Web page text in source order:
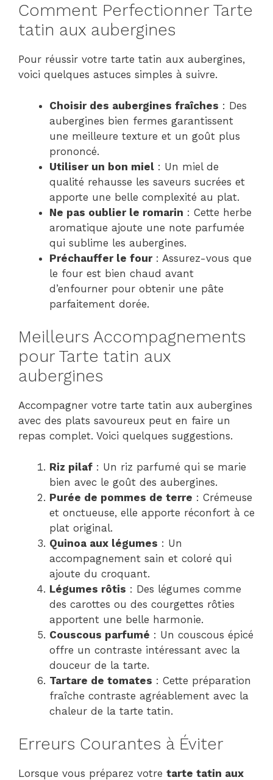
Comment Perfectionner Tarte
tatin aux aubergines
Pour réussir votre tarte tatin aux aubergines,
voici quelques astuces simples à suivre.
Choisir des aubergines fraîches : Des
aubergines bien fermes garantissent
une meilleure texture et un goût plus
prononcé.
Utiliser un bon miel : Un miel de
qualité rehausse les saveurs sucrées et
apporte une belle complexité au plat.
Ne pas oublier le romarin : Cette herbe
aromatique ajoute une note parfumée
qui sublime les aubergines.
Préchauffer le four: Assurez-vous que
le four est bien chaud avant
d’enfourner pour obtenir une pâte
parfaitement dorée.
Meilleurs Accompagnements
pour Tarte tatin aux
aubergines
Accompagner votre tarte tatin aux aubergines
avec des plats savoureux peut en faire un
repas complet. Voici quelques suggestions.
Riz pilaf : Un riz parfumé qui se marie
bien avec le goût des aubergines.
Purée de pommes de terre : Crémeuse
et onctueuse, elle apporte réconfort à ce
plat original.
Quinoa aux légumes : Un
accompagnement sain et coloré qui
ajoute du croquant.
Légumes rôtis : Des légumes comme
des carottes ou des courgettes rôties
apportent une belle harmonie.
Couscous parfumé : Un couscous épicé
offre un contraste intéressant avec la
douceur de la tarte.
Tartare de tomates : Cette préparation
fraîche contraste agréablement avec la
chaleur de la tarte tatin.
Erreurs Courantes à Éviter
Lorsque vous préparez votre tarte tatin aux